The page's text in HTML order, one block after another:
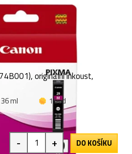
originální inkoust,
36 ml
1 bod
- + DO KOŠÍKU